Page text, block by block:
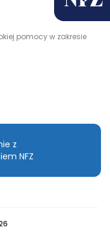
pomocy w zakresie
z
NFZ